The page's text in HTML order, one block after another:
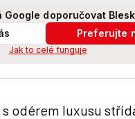
Google doporučovat
Preferujte
Jak to celé funguje
odérem luxusu